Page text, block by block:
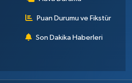
Puan Durumu ve Fikstür
Son Dakika Haberleri